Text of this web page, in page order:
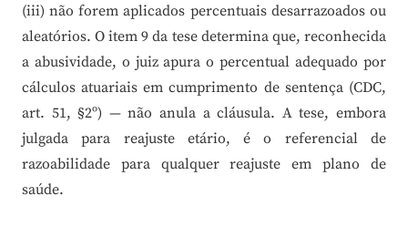
(iii) não forem aplicados percentuais desarrazoados ou
aleatórios. O item 9 da tese determina que, reconhecida
a abusividade, o juiz apura o percentual adequado por
cálculos atuariais em cumprimento de sentença (CDC,
art. 51, §2º) — não anula a cláusula. A tese, embora
julgada para reajuste etário, é o referencial de
razoabilidade para qualquer reajuste em plano de
saúde.